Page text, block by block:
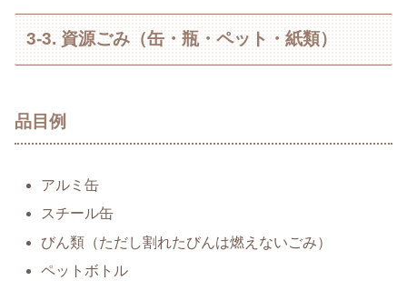
3-3. 資源ごみ（缶・瓶・ペット・紙類）
品目例
アルミ缶
スチール缶
びん類（ただし割れたびんは燃えないごみ）
ペットボトル